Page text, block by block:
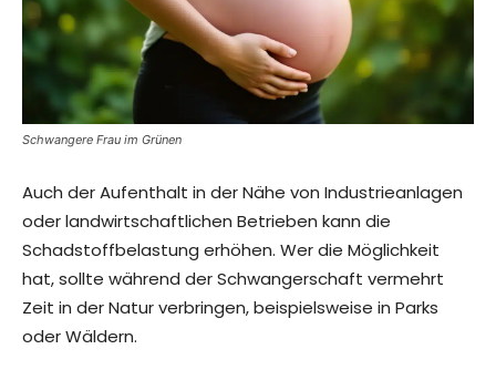
Schwangere Frau im Grünen
Auch der Aufenthalt in der Nähe von Industrieanlagen
oder landwirtschaftlichen Betrieben kann die
Schadstoffbelastung erhöhen. Wer die Möglichkeit
hat, sollte während der Schwangerschaft vermehrt
Zeit in der Natur verbringen, beispielsweise in Parks
oder Wäldern.